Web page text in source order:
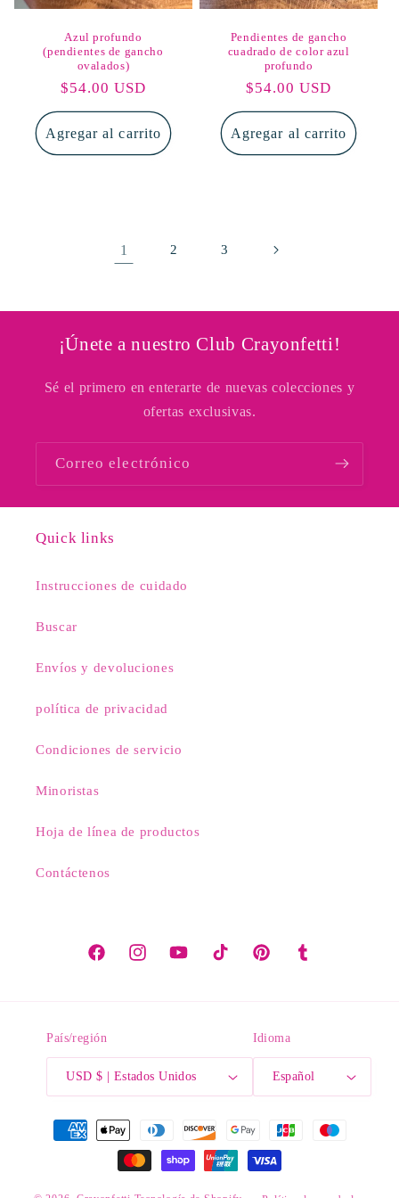
Azul profundo
(pendientes de gancho
ovalados)
Precio
habitual
$54.00 USD
Agregar al carrito
Pendientes de gancho
cuadrado de color azul
profundo
Precio
habitual
$54.00 USD
Agregar al carrito
1 2 3
¡Únete a nuestro Club Crayonfetti!
Sé el primero en enterarte de nuevas colecciones y
ofertas exclusivas.
Correo electrónico
Quick links
Instrucciones de cuidado
Buscar
Envíos y devoluciones
política de privacidad
Condiciones de servicio
Minoristas
Hoja de línea de productos
Contáctenos
FacebookInstagramYouTubeTikTok PinterestTumblr
País/región
USD $ | Estados Unidos
Idioma
Español
Formas